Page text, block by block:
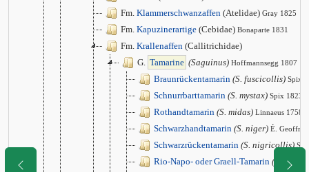
Fm. Klammerschwanzaffen (Atelidae) Gray 1825
Fm. Kapuzinerartige (Cebidae) Bonaparte 1831
Fm. Krallenaffen (Callitrichidae)
G. Tamarine (Saguinus) Hoffmannsegg 1807
Braunrückentamarin (S. fuscicollis) Spix
Schnurrbarttamarin (S. mystax) Spix 1823
Rothandtamarin (S. midas) Linnaeus 1758
Schwarzhandtamarin (S. niger) É.
Schwarzrückentamarin (S. nigricollis)
Rio-Napo- oder Graell-Tamarin (S.